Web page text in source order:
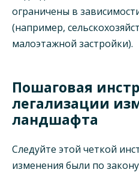
ограничены в
(например,
малоэтажной застройки).
Пошаговая
легализации
ландшафта
Следуйте этой четкой
изменения были по